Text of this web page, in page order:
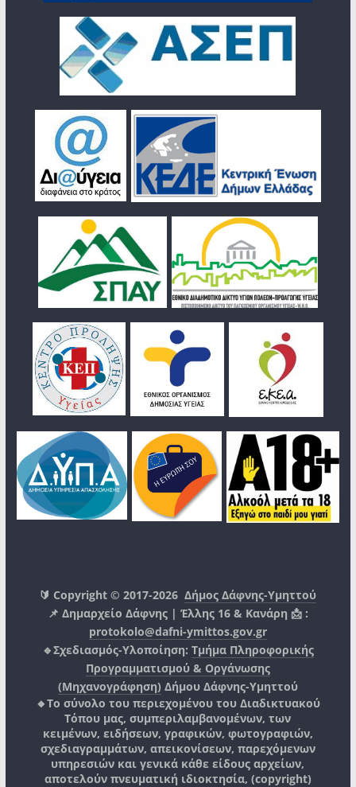
🔰 Copyright © 2017-2026Δήμος Δάφνης-Υμηττού
📌 Δημαρχείο Δάφνης | Έλλης 16 & Κανάρη 📩 :
protokolo@dafni-ymittos.gov.gr
🔹Σχεδιασμός-Υλοποίηση: Τμήμα Πληροφορικής
Προγραμματισμού & Οργάνωσης
(Μηχανογράφηση) Δήμου Δάφνης-Υμηττού
🔸Το σύνολο του περιεχομένου του Διαδικτυακού
Τόπου μας, συμπεριλαμβανομένων, των
κειμένων, ειδήσεων, γραφικών, φωτογραφιών,
σχεδιαγραμμάτων, απεικονίσεων, παρεχόμενων
υπηρεσιών και γενικά κάθε είδους αρχείων,
αποτελούν πνευματική ιδιοκτησία, (copyright)